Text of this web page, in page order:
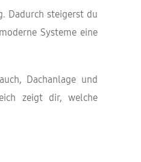
Dadurch steigerst du
Systeme eine
Dachanlage und
zeigt dir, welche